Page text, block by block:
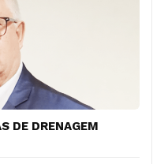
DE DRENAGEM